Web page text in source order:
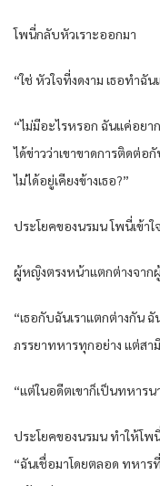
โพนี่กลับหัวเราะออกมา
“ใช่ หัวใจที่งดงาม เธอทำ
“ไม่มีอะไรหรอก ฉันแค่อย
ได้ข่าวว่าเขาขาดการติดต่อ
ไม่ได้อยู่เคียงข้างเธอ?”
ประโยคของนรมน โพนี่เข้า
ผู้หญิงตรงหน้าแตกต่างจาก
“เธอกับฉันเราแตกต่างกัน
ภรรยาทหารทุกอย่าง แต่สา
“แต่ในอดีตเขาก็เป็นทหารน
ประโยคของนรมน ทำให้โพ
“ฉันเชื่อมาโดยตลอด ทหาร